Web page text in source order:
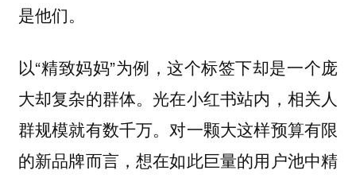
是他们。
以“精致妈妈”为例，这个标签下却是一个庞
大却复杂的群体。光在小红书站内，相关人
群规模就有数千万。对一颗大这样预算有限
的新品牌而言，想在如此巨量的用户池中精